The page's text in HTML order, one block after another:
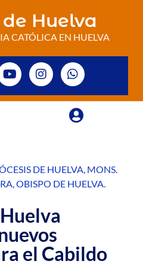
Huelva
CATÓLICA EN HUELVA
DE HUELVA, MONS.
,OBISPO DE HUELVA.
el Cabildo